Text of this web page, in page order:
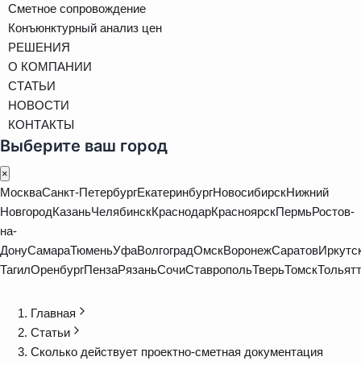
Сметное сопровождение
Конъюнктурный анализ цен
РЕШЕНИЯ
О КОМПАНИИ
СТАТЬИ
НОВОСТИ
КОНТАКТЫ
Выберите ваш город
×
МоскваСанкт-ПетербургЕкатеринбургНовосибирскНижний
НовгородКазаньЧелябинскКраснодарКрасноярскПермьРостов-
на-
ДонуСамараТюменьУфаВолгоградОмскВоронежСаратов
ТагилОренбургПензаРязаньСочиСтавропольТверьТомск
Главная
Статьи
Сколько действует проектно-сметная документация